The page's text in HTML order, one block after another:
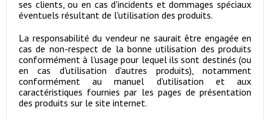
ses clients, ou en cas d'incidents et dommages spéciaux
éventuels résultant de l'utilisation des produits.
La responsabilité du vendeur ne saurait être engagée en
cas de non-respect de la bonne utilisation des produits
conformément à l'usage pour lequel ils sont destinés (ou
en cas d'utilisation d'autres produits), notamment
conformément au manuel d'utilisation et aux
caractéristiques fournies par les pages de présentation
des produits sur le site internet.